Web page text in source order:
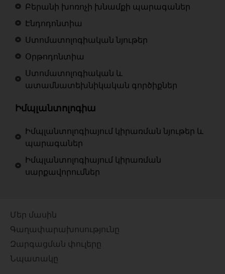
Բերանի խոռոչի խնամքի պարագաներ
Էնդոդոնտիա
Ստոմատոլոգիական նյութեր
Օրթոդոնտիա
Ստոմատոլոգիական և
ատամնատեխնիկական գործիքներ
Իմպլանտոլոգիա
Իմպլանտոլոգիայում կիրառման նյութեր և
պարագաներ
Իմպլանտոլոգիայում կիրառման
սարքավորումներ
Մեր մասին
Գաղափարախոսությունը
Զարգացման փուլերը
Նպատակը